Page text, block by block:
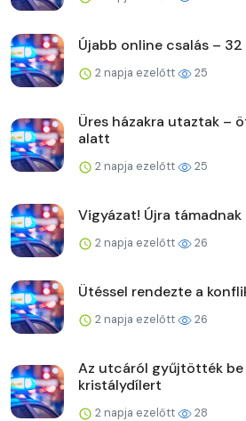
Újabb online csalás –
2 napja ezelőtt 25
Üres házakra utaztak –
alatt
2 napja ezelőtt 25
Vigyázat! Újra
2 napja ezelőtt 26
Ütéssel rendezte a
2 napja ezelőtt 26
Az utcáról gyűjtötték be
kristálydílert
2 napja ezelőtt 28